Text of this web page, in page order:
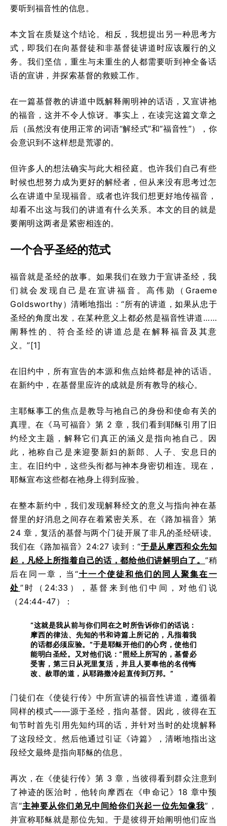
要听到福音性的信息。
本文旨在质疑这个结论。相反，我想提出另一种思考方
式，即我们在向基督徒和非基督徒讲道时应该履行的义
务。我们坚信，重生与未重生的人都需要听到神全备话
语的宣讲，并探索基督的救赎工作。
在一篇基督教的讲道中既解释阐明神的话语，又宣讲祂
的福音，这并不令人惊讶。事实上，在读完这篇文章之
后（虽然没有使用正常的词语“解经式”和“福音性”），你
会意识到不这样想是荒谬的。
但许多人的想法确实与此大相径庭。也许我们自己有些
时候也想努力成为更好的解经者，但从来没有思考过怎
么在讲道中呈现福音。或者也许我们想更好地传福音，
却看不出这与我们的讲道有什么关系。本文的目的就是
要阐明这两者是紧密相连的。
一个合乎圣经的范式
福音就是圣经的故事。如果我们在致力于宣讲圣经，我
们就会发现自己是在宣讲福音。高伟勋（Graeme
Goldsworthy）清晰地指出：“所有的讲道，如果从忠于
圣经的角度出发，在某种意义上都必然是福音性讲道……
阐释性的、符合圣经的讲道总是在解释福音及其意
义。”[1]
在旧约中，所有宣告的本源和焦点始终都是神的话语。
在新约中，在基督里应许的成就是所有教导的核心。
主耶稣事工的焦点是教导与祂自己的身份和使命有关的
真理。在《马可福音》第 2 章，我们看到耶稣引用了旧
约经文主题，解释它们真正的涵义是指向祂自己。因
此，祂称自己是来迎娶新妇的新郎、人子、安息日的
主。在旧约中，这些头衔都与神本身密切相连。现在，
耶稣宣布这些都在祂身上得到应验。
在整本新约中，我们发现解释经文的意义与指向神在基
督里的好消息之间存在着紧密关系。在《路加福音》第
24 章，复活的基督与两个门徒开展了非凡的圣经研读。
我们在《路加福音》24:27 读到：“于是从摩西和众先知
起，凡经上所指着自己的话，都给他们讲解明白了。 ”稍
后在同一章，当“十一个使徒和他们的同人聚集在一
处 ”时（24:33），基督来到他们中间，对他们说
（24:44-47）：
“这就是我从前与你们同在之时所告诉你们的话说：
摩西的律法、先知的书和诗篇上所记的，凡指着我
的话都必须应验。”于是耶稣开他们的心窍，使他们
能明白圣经。又对他们说：“照经上所写的，基督必
受害，第三日从死里复活，并且人要奉他的名传悔
改、赦罪的道，从耶路撒冷起直传到万邦。”
门徒们在《使徒行传》中所宣讲的福音性讲道，遵循着
同样的模式——源于圣经，指向基督。因此，彼得在五
旬节时首先引用先知约珥的话，并针对当时的处境解释
了这段经文。然后他通过引证《诗篇》，清晰地指出这
段经文最终是指向耶稣的信息。
再次，在《使徒行传》第 3 章，当彼得看到群众注意到
了神迹的医治时，他转向摩西在《申命记》18 章中预
言“主神要从你们弟兄中间给你们兴起一位先知像我”，
并宣称耶稣就是那位先知。于是彼得开始阐明他们应当